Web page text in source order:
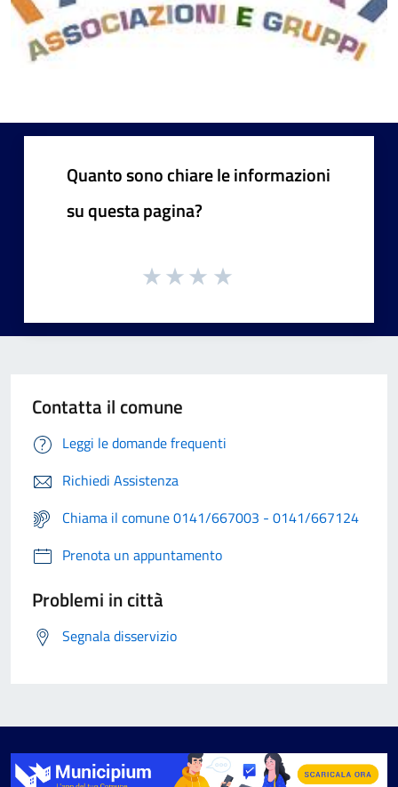
Quanto sono chiare le informazioni
su questa pagina?
Contatta il comune
Leggi le domande frequenti
Richiedi Assistenza
Chiama il comune 0141/667003 - 0141/667124
Prenota un appuntamento
Problemi in città
Segnala disservizio